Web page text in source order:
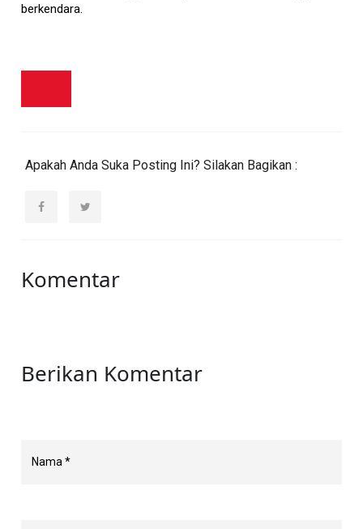
berkendara.
Apakah Anda Suka Posting Ini? Silakan Bagikan :
Komentar
Berikan Komentar